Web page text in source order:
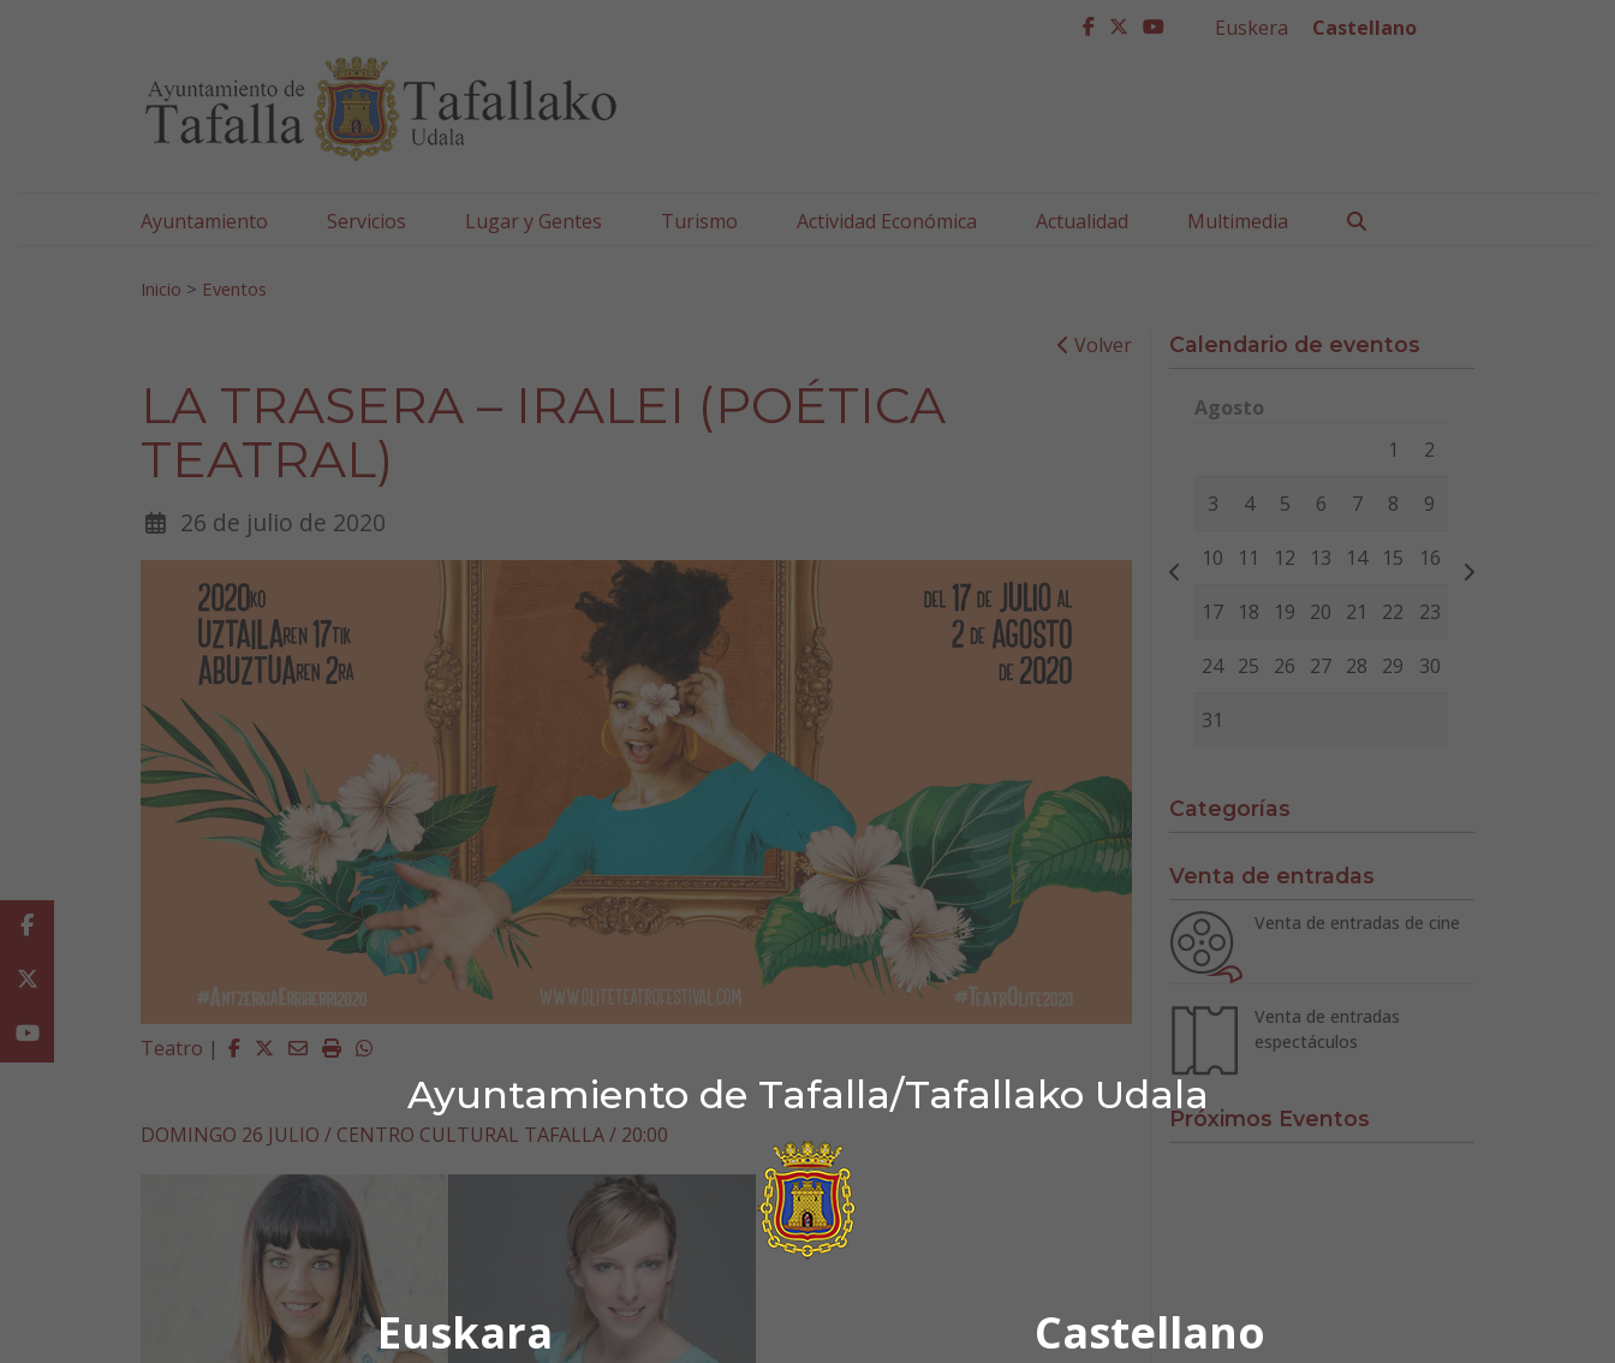
Ayuntamiento de Tafalla/Tafallako Udala
Euskara Castellano
facebook
twitter
youtube
Euskera Castellano
Ayuntamiento Servicios Lugar y Gentes Turismo Actividad Económica Actualidad Multimedia
Inicio > Eventos
Volver
LA TRASERA – IRALEI (POÉTICA
TEATRAL)
26 de julio de 2020
Teatro | Facebook
Twitter
EmailImprimirWhatsapp
DOMINGO 26 JULIO / CENTRO CULTURAL TAFALLA / 20:00
Calendario de eventos
Agosto
Miércoles Jueves
1 2
3 4 5 6 7 8 9
10 11 12 13 14 15 16
17 18 19 20 21 22 23
24 25 26 27 28 29 30
31
Categorías
Venta de entradas
Venta de entradas de cine
Venta de entradas
espectáculos
Próximos Eventos
Facebook
Youtube